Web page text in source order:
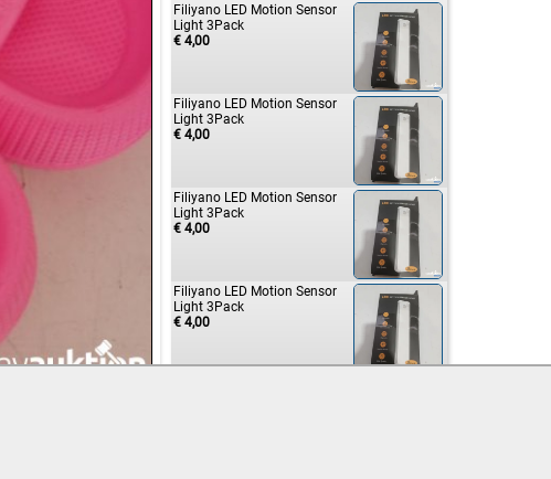
Filiyano LED Motion Sensor
Light 3Pack
€ 4,00
Filiyano LED Motion Sensor
Light 3Pack
€ 4,00
Filiyano LED Motion Sensor
Light 3Pack
€ 4,00
Filiyano LED Motion Sensor
Light 3Pack
€ 4,00